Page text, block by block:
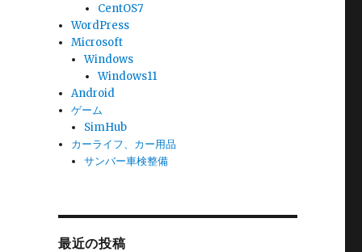
CentOS7
WordPress
Microsoft
Windows
Windows11
Android
ゲーム
SimHub
カーライフ、カー用品
サンバー車検整備
最近の投稿